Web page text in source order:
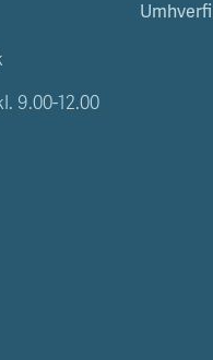
9.00-12.00
Umhverfi